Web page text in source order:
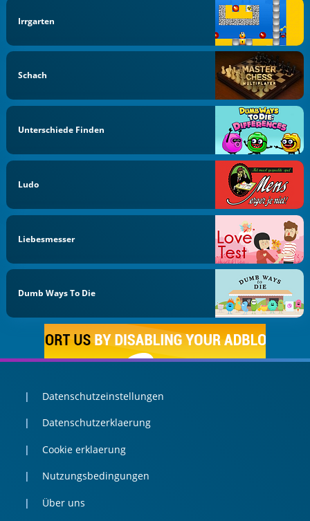
Irrgarten
Schach
Unterschiede Finden
Ludo
Liebesmesser
Dumb Ways To Die
Datenschutzeinstellungen
Datenschutzerklaerung
Cookie erklaerung
Nutzungsbedingungen
Über uns